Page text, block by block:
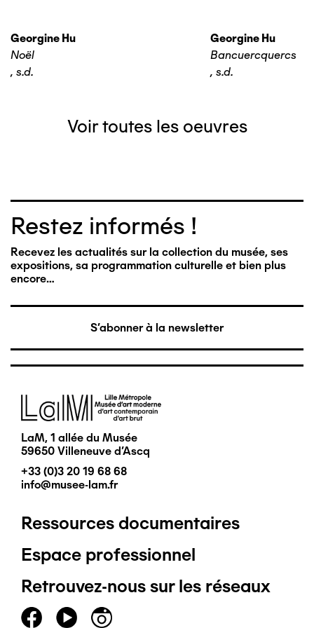
Georgine Hu
Noël
, s.d.
Georgine Hu
Bancuercquercs
, s.d.
Voir toutes les oeuvres
Restez informés !
Recevez les actualités sur la collection du musée, ses
expositions, sa programmation culturelle et bien plus
encore…
S'abonner à la newsletter
Image
LaM, 1 allée du Musée
59650 Villeneuve d'Ascq
+33 (0)3 20 19 68 68
info@musee-lam.fr
Pied
de
page
Ressources documentaires
Espace professionnel
Retrouvez-nous sur les réseaux